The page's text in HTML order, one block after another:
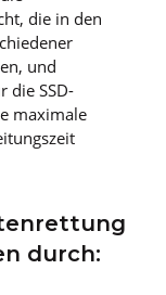
die in den
und
die SSD-
maximale
durch: